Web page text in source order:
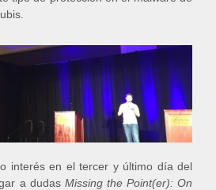
interés en el tercer y último día del
a dudas Missing the Point(er): On